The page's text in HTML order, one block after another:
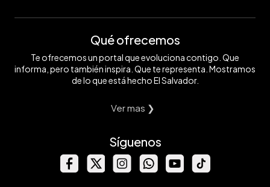
Qué ofrecemos
Te ofrecemos un portal que evoluciona contigo. Que
informa, pero también inspira. Que te representa. Mostramos
de lo que está hecho El Salvador.
Ver mas ❯
Síguenos